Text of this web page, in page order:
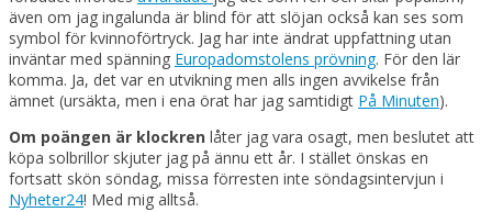
även om jag ingalunda är blind för att slöjan också kan ses som
symbol för kvinnoförtryck. Jag har inte ändrat uppfattning utan
inväntar med spänning Europadomstolens prövning. För den lär
komma. Ja, det var en utvikning men alls ingen avvikelse från
ämnet (ursäkta, men i ena örat har jag samtidigt På Minuten).
Om poängen är klockren låter jag vara osagt, men beslutet att
köpa solbrillor skjuter jag på ännu ett år. I stället önskas en
fortsatt skön söndag, missa förresten inte söndagsintervjun i
Nyheter24! Med mig alltså.